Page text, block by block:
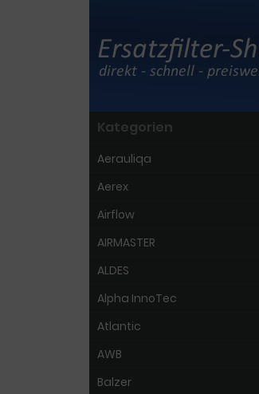
Kategorien
Aerauliqa
Aerex
Airflow
AIRMASTER
ALDES
Alpha InnoTec
Atlantic
AWB
Balzer